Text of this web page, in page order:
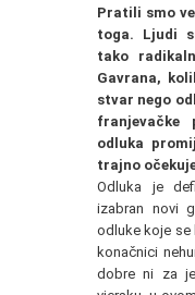
Pratili smo
toga. Ljudi
tako
Gavrana,
stvar nego
odluka
trajno
Odluka je
izabran novi
odluke koje se
konačnici
dobre ni za